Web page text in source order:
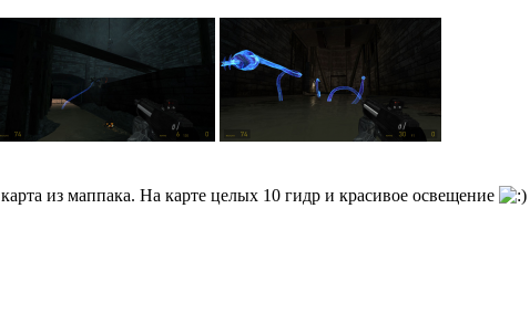
из маппака. На карте целых 10 гидр и красивое освещение